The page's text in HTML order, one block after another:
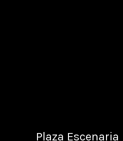
Plaza Escenaria